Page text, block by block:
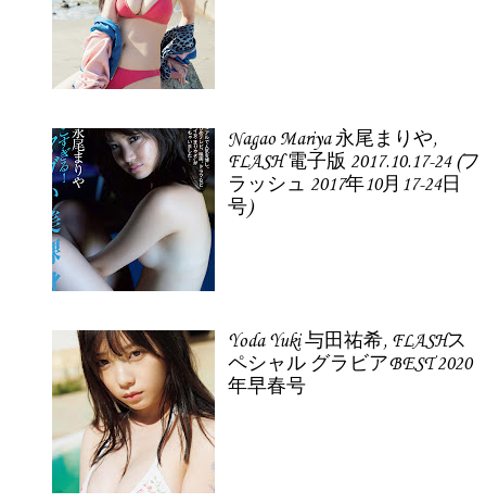
Nagao Mariya 永尾まりや,
FLASH 電子版 2017.10.17-24 (フ
ラッシュ 2017年10月17-24日
号)
Yoda Yuki 与田祐希, FLASHス
ペシャル グラビアBEST 2020
年早春号